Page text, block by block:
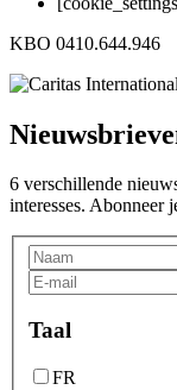
KBO 0410.644.946
6 verschillende
interesses. Abonneer
Taal
FR